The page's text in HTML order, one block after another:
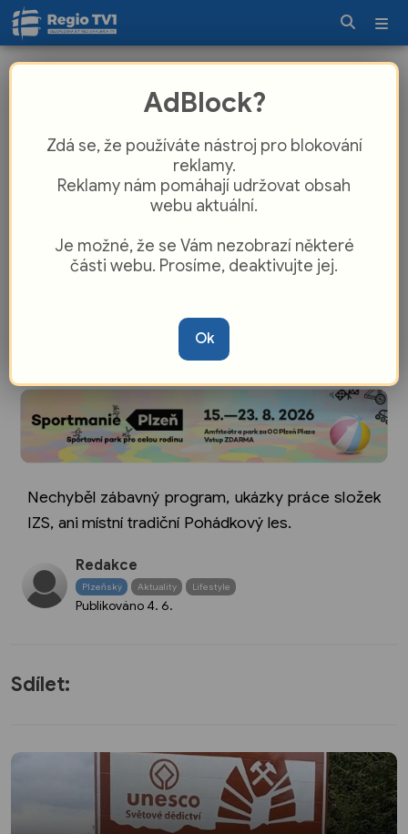
Pohádkový les ani ukázky práce IZS
Den dětí uspořádaly poslední květnový
víkend také Kozolupy.
Nechyběl zábavný program, ukázky práce složek
IZS, ani místní tradiční Pohádkový les.
Redakce
Plzeňský Aktuality Lifestyle
Publikováno 4. 6.
Sdílet:
AdBlock?
Zdá se, že používáte nástroj pro blokování
reklamy.
Reklamy nám pomáhají udržovat obsah
webu aktuální.
Je možné, že se Vám nezobrazí některé
části webu. Prosíme, deaktivujte jej.
Ok